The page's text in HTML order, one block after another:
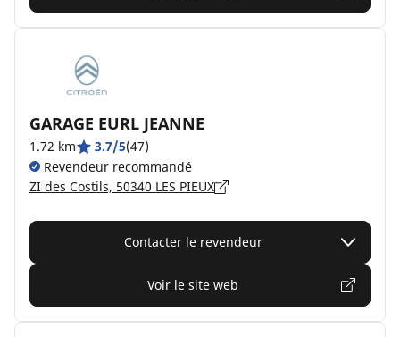
GARAGE EURL JEANNE
1.72 km 3.7/5(47)
Revendeur recommandé
ZI des Costils, 50340 LES PIEUX
Contacter le revendeur
Voir le site web